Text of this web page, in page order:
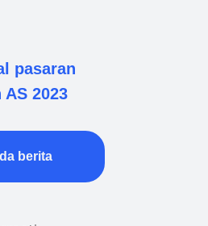
pasaran
2023
berita